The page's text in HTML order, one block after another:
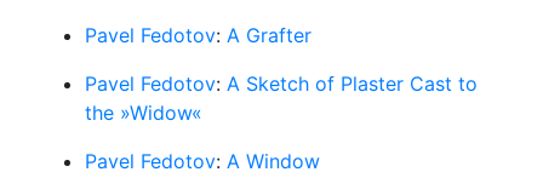
Pavel Fedotov: A Grafter
Pavel Fedotov: A Sketch of Plaster Cast to
the »Widow«
Pavel Fedotov: A Window